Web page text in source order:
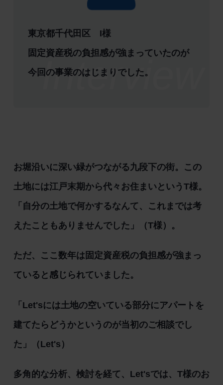
東京都千代田区 I様
固定資産税の負担感が強まっていたのが
今回の事業のはじまりでした。
お堀沿いに深い緑がつながる九段下の街。この
土地には江戸末期から代々お住まいというT様。
「自分の土地で何かするなんて、これまでは考
えたこともありませんでした」（T様）。
ただ、ここ数年は固定資産税の負担感が強まっ
ていると感じられていました。
「Let'sには土地の空いている部分にアパートを
建てたらどうかというのが当初のご相談でし
た」（Let's）
多角的な分析、検討を経て、Let'sでは、T様のお